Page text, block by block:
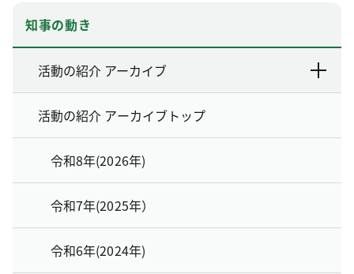
知事の動き
活動の紹介 アーカイブ
活動の紹介 アーカイブトップ
令和8年(2026年)
令和7年(2025年）
令和6年(2024年)